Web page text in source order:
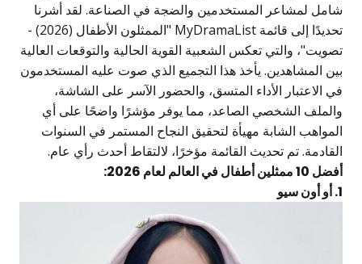
لمشاعر المستخدمين والضجة في الصناعة. لقد أشرنا
تحديدًا إلى قائمة MyDramaList "الممثلون الأطفال (2026) -
والتي تعكس الشعبية القوية الحالية والتوقعات العالية
المشاهدين. يأخذ هذا التجميع الذي صوت عليه المستخدمون
الاعتبار الأداء المتسق، والحضور الآسر على الشاشة،
الشخصي الصاعد، مما يوفر مؤشرًا واضحًا على أي
الشابة مهيأة لتحقيق النجاح المستمر في السنوات
تم تحديث القائمة مؤخرًا، لالتقاط أحدث رأي عام.
أطفال في العالم لعام 2026: